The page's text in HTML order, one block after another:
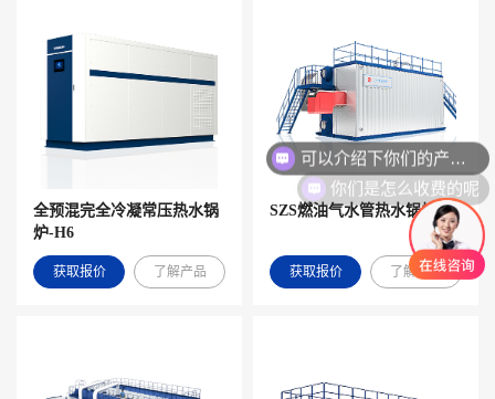
全预混完全冷凝常压热水锅
炉-H6
获取报价 了解产品
SZS燃油气水管热水锅炉
获取报价 了解产品
可以介绍下你们的产品么
你们是怎么收费的呢